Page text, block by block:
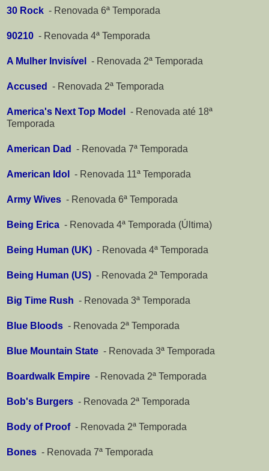
30 Rock - Renovada 6ª Temporada
90210 - Renovada 4ª Temporada
A Mulher Invisível - Renovada 2ª Temporada
Accused - Renovada 2ª Temporada
America's Next Top Model - Renovada até 18ª
Temporada
American Dad - Renovada 7ª Temporada
American Idol - Renovada 11ª Temporada
Army Wives - Renovada 6ª Temporada
Being Erica - Renovada 4ª Temporada (Última)
Being Human (UK) - Renovada 4ª Temporada
Being Human (US) - Renovada 2ª Temporada
Big Time Rush - Renovada 3ª Temporada
Blue Bloods - Renovada 2ª Temporada
Blue Mountain State - Renovada 3ª Temporada
Boardwalk Empire - Renovada 2ª Temporada
Bob's Burgers - Renovada 2ª Temporada
Body of Proof- Renovada 2ª Temporada
Bones - Renovada 7ª Temporada